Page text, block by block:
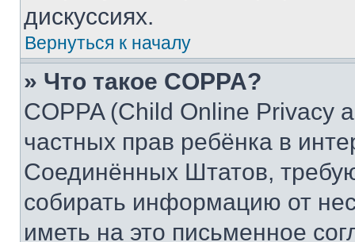
дискуссиях.
Вернуться к началу
» Что такое COPPA?
COPPA (Child Online Privacy
частных прав ребёнка в
Соединённых Штатов,
собирать информацию от
иметь на это письменное